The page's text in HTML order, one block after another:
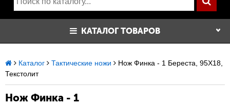
КАТАЛОГ ТОВАРОВ
Каталог Тактические ножи
Нож Финка - 1 Береста, 95Х18,
Текстолит
Нож Финка - 1